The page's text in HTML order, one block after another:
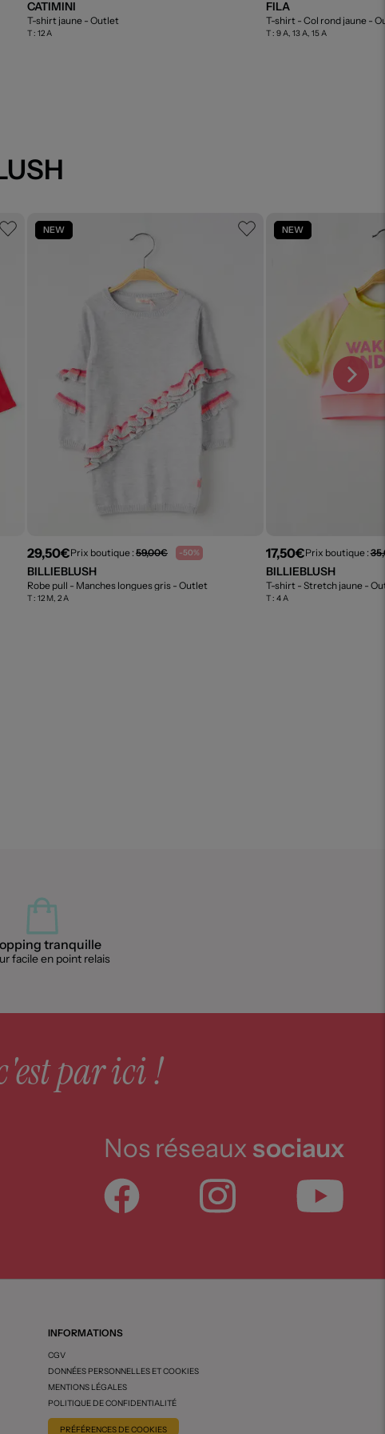
CATIMINI
T-shirt jaune - Outlet
T :12 A
FILA
T-shirt - Col rond jaune -
T : 9 A, 13 A, 15 A
NEW
29,50€Prix boutique :59,00€ -50%
BILLIEBLUSH
Robe pull - Manches longues gris - Outlet
T :12 M, 2 A
NEW
17,50€Prix boutique :
BILLIEBLUSH
T-shirt - Stretch jaune -
T : 4 A
tranquille
facile en point relais
par ici !
Nos réseaux sociaux
INFORMATIONS
CGV
DONNÉES PERSONNELLES ET COOKIES
MENTIONS LÉGALES
POLITIQUE DE CONFIDENTIALITÉ
PRÉFÉRENCES DE COOKIES